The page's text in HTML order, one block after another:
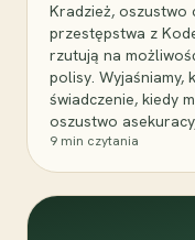
Kradzież, oszustwo
przestępstwa z
rzutują na
polisy. Wyjaśniamy,
świadczenie, kiedy
oszustwo
9 min czytania